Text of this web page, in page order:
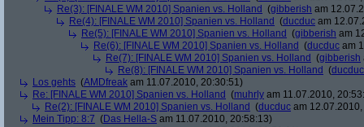
Re(3): [FINALE WM 2010] Spanien vs. Holland (gibberish am
Re(4): [FINALE WM 2010] Spanien vs. Holland (ducduc am
Re(5): [FINALE WM 2010] Spanien vs. Holland (gibberish am
Re(6): [FINALE WM 2010] Spanien vs. Holland (ducduc am
Re(7): [FINALE WM 2010] Spanien vs. Holland (gibberish
Re(8): [FINALE WM 2010] Spanien vs. Holland (ducduc
Los gehts (AMDfreak am 11.07.2010, 20:30:51)
Re: [FINALE WM 2010] Spanien vs. Holland (muhrly am 11.07.2010,
Re(2): [FINALE WM 2010] Spanien vs. Holland (ducduc am
Mein Tipp: 8:7 (Das Hella-S am 11.07.2010, 20:58:13)